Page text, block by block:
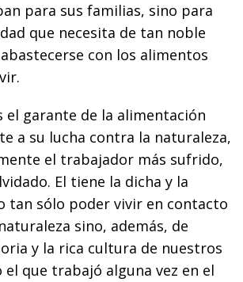
para sus familias, sino para
que necesita de tan noble
con los alimentos
el garante de la alimentación
a su lucha contra la naturaleza,
el trabajador más sufrido,
El tiene la dicha y la
tan sólo poder vivir en contacto
sino, además, de
y la rica cultura de nuestros
el que trabajó alguna vez en el